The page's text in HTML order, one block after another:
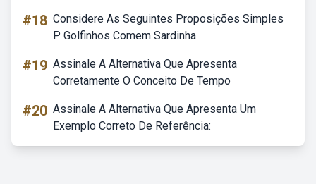
#18 Considere As Seguintes Proposições Simples
P Golfinhos Comem Sardinha
#19 Assinale A Alternativa Que Apresenta
Corretamente O Conceito De Tempo
#20 Assinale A Alternativa Que Apresenta Um
Exemplo Correto De Referência: